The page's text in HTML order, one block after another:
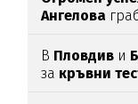
Ангелова
В Пловдив и
за кръвни